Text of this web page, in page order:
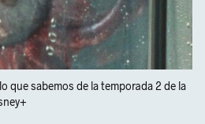
que sabemos de la temporada 2 de la